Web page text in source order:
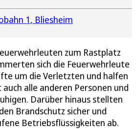
1 Bliesheim
zum Rastplatz
sich die Feuerwehrleute
um die Verletzten und halfen
alle anderen Personen und
Darüber hinaus stellten
Brandschutz sicher und
Betriebsflüssigkeiten ab.